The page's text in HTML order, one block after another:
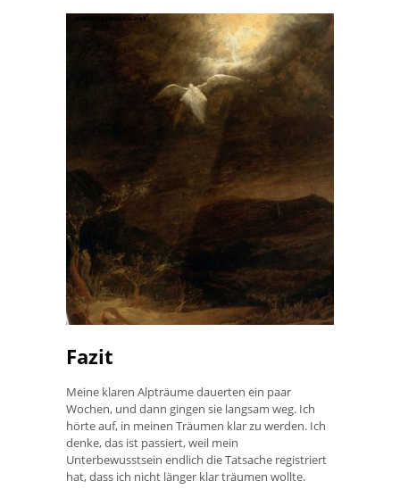
Fazit
Meine klaren Alpträume dauerten ein paar
Wochen, und dann gingen sie langsam weg. Ich
hörte auf, in meinen Träumen klar zu werden. Ich
denke, das ist passiert, weil mein
Unterbewusstsein endlich die Tatsache registriert
hat, dass ich nicht länger klar träumen wollte.